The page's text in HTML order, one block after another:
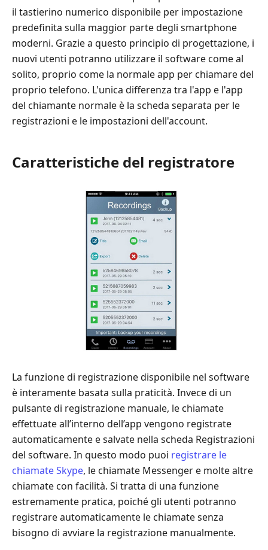
il tastierino numerico disponibile per impostazione
predefinita sulla maggior parte degli smartphone
moderni. Grazie a questo principio di progettazione, i
nuovi utenti potranno utilizzare il software come al
solito, proprio come la normale app per chiamare del
proprio telefono. L'unica differenza tra l'app e l'app
del chiamante normale è la scheda separata per le
registrazioni e le impostazioni dell'account.
Caratteristiche del registratore
La funzione di registrazione disponibile nel software
è interamente basata sulla praticità. Invece di un
pulsante di registrazione manuale, le chiamate
effettuate all’interno dell’app vengono registrate
automaticamente e salvate nella scheda Registrazioni
del software. In questo modo puoi registrare le
chiamate Skype, le chiamate Messenger e molte altre
chiamate con facilità. Si tratta di una funzione
estremamente pratica, poiché gli utenti potranno
registrare automaticamente le chiamate senza
bisogno di avviare la registrazione manualmente.